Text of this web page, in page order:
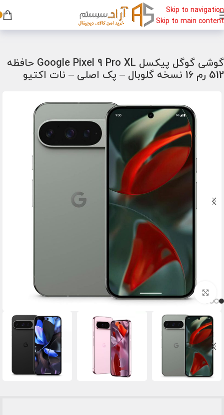
Skip to navigation
Skip to main content
خانه/گوشی/ گوشی گیمینگ
گوشی گوگل پیکسل Google Pixel 9 Pro XL حافظه
512 رم 16 نسخه گلوبال – پک اصلی – نات اکتیو
برای بزرگنمایی کلیک کنید